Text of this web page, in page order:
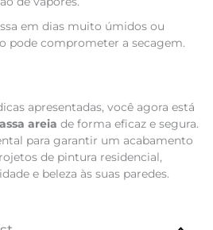
em dias muito úmidos ou
pode comprometer a secagem.
apresentadas, você agora está
areia de forma eficaz e segura.
para garantir um acabamento
de pintura residencial,
e beleza às suas paredes.